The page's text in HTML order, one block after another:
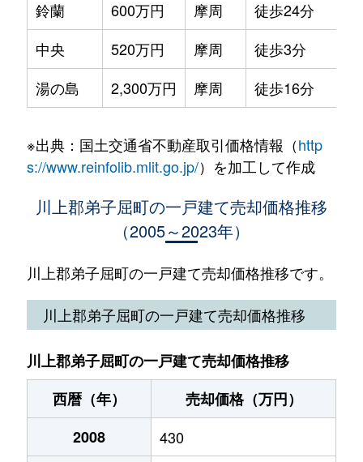
鈴蘭
600万円 摩周
徒歩24分
中央
520万円 摩周
徒歩3分
湯の島
2,300万円 摩周 徒歩16分
※出典：国土交通省不動産取引価格情報（http
s://www.reinfolib.mlit.go.jp/）を加工して作成
川上郡弟子屈町の一戸建て売却価格推移
（2005～2023年）
川上郡弟子屈町の一戸建て売却価格推移です。
川上郡弟子屈町の一戸建て売却価格推移
川上郡弟子屈町の一戸建て売却価格推移
西暦（年）
売却価格（万円）
2008
430